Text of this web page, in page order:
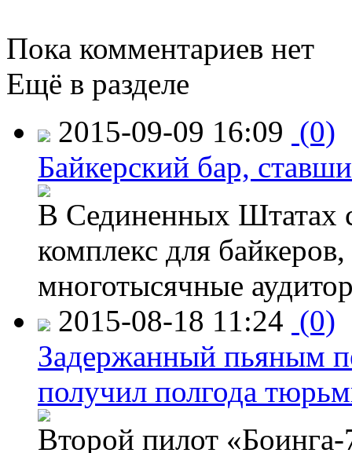
Пока комментариев нет
Ещё в разделе
2015-09-09 16:09 (0)
Байкерский бар,
В Сединенных Штатах
комплекс для
многотысячные
2015-08-18 11:24 (0)
Задержанный пьяным
получил полгода
Второй пилот